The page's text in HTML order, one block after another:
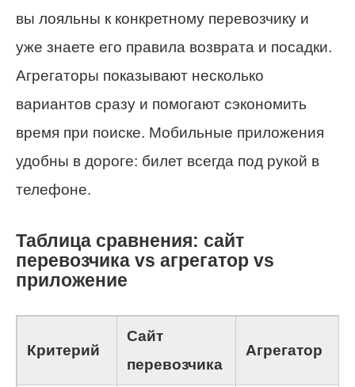
вы лояльны к конкретному перевозчику и
уже знаете его правила возврата и посадки.
Агрегаторы показывают несколько
вариантов сразу и помогают сэкономить
время при поиске. Мобильные приложения
удобны в дороге: билет всегда под рукой в
телефоне.
Таблица сравнения: сайт
перевозчика vs агрегатор vs
приложение
Критерий
Сайт
перевозчика
Агрегатор